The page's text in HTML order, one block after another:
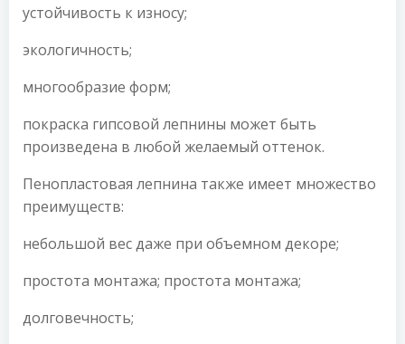
устойчивость к износу;
экологичность;
многообразие форм;
покраска гипсовой лепнины может быть
произведена в любой желаемый оттенок.
Пенопластовая лепнина также имеет множество
преимуществ:
небольшой вес даже при объемном декоре;
простота монтажа; простота монтажа;
долговечность;